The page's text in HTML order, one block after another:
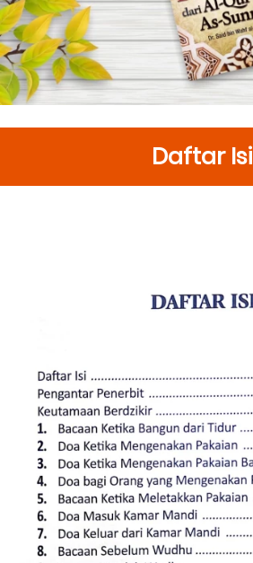
Daftar Isi